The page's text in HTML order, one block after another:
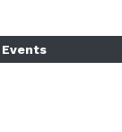
Events